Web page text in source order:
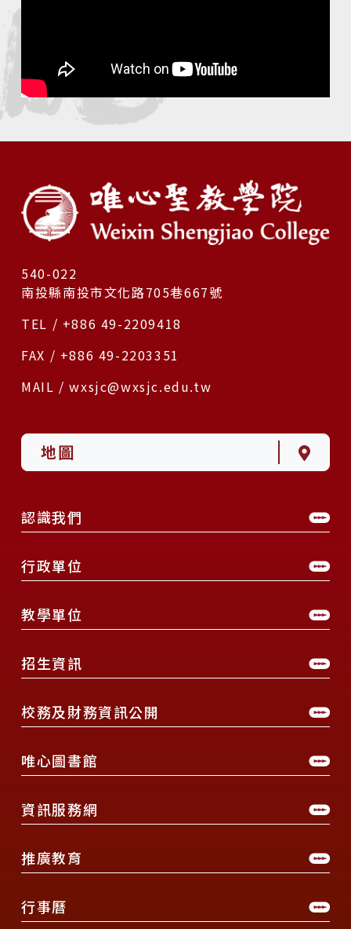
540-022
南投縣南投市文化路705巷667號
TEL / +886 49-2209418
FAX / +886 49-2203351
MAIL / wxsjc@wxsjc.edu.tw
地圖
認識我們
行政單位
教學單位
招生資訊
校務及財務資訊公開
唯心圖書館
資訊服務網
推廣教育
行事曆